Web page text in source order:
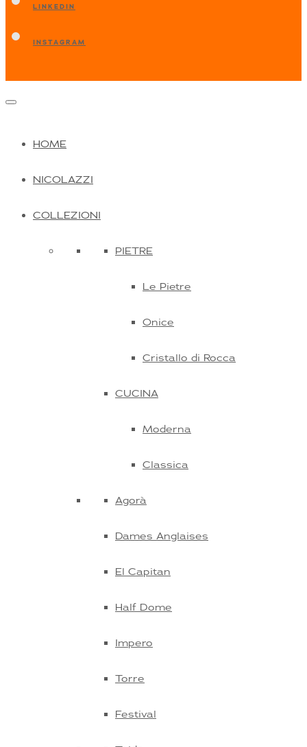
LINKEDIN
INSTAGRAM
HOME
NICOLAZZI
COLLEZIONI
PIETRE
Le Pietre
Onice
Cristallo di Rocca
CUCINA
Moderna
Classica
Agorà
Dames Anglaises
El Capitan
Half Dome
Impero
Torre
Festival